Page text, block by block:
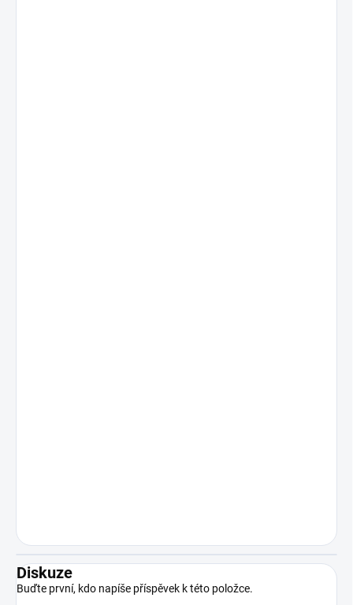
Diskuze
Buďte první, kdo napíše příspěvek k této položce.